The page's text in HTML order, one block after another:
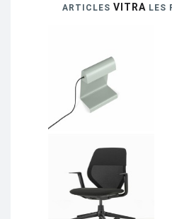
ARTICLES VITRA LES